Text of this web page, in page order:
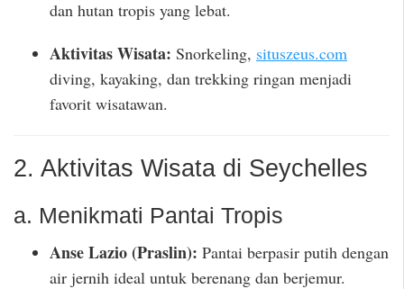
dan hutan tropis yang lebat.
Aktivitas Wisata: Snorkeling, situszeus.com
diving, kayaking, dan trekking ringan menjadi
favorit wisatawan.
2. Aktivitas Wisata di Seychelles
a. Menikmati Pantai Tropis
Anse Lazio (Praslin): Pantai berpasir putih dengan
air jernih ideal untuk berenang dan berjemur.